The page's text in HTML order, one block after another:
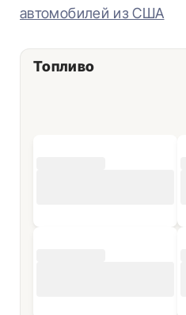
автомобилей из США
Топливо